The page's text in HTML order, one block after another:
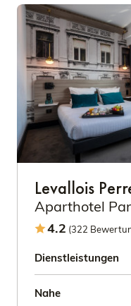
Levallois
Aparthotel
4.2 (322
Dienstleistungen
Nahe